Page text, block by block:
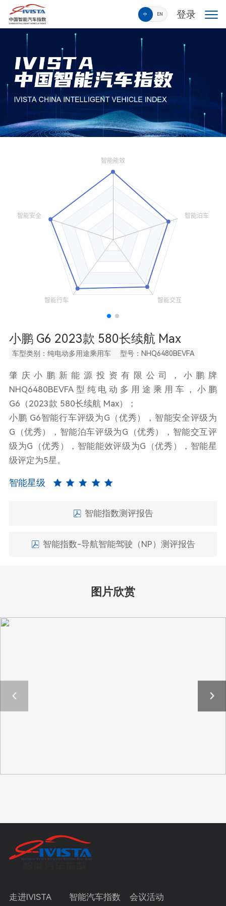
中 EN 登录
小鹏 G6 2023款 580长续航 Max
车型类别：纯电动多用途乘用车 型号：NHQ6480BEVFA
肇庆小鹏新能源投资有限公司，小鹏牌
NHQ6480BEVFA型纯电动多用途乘用车，小鹏
G6（2023款 580长续航 Max）；
小鹏 G6智能行车评级为G（优秀），智能安全评级为
G（优秀），智能泊车评级为G（优秀），智能交互评
级为G（优秀），智能能效评级为G（优秀），智能星
级评定为5星。
智能星级
智能指数测评报告
智能指数-导航智能驾驶（NP）测评报告
图片欣赏
走进IVISTA 智能汽车指数 会议活动